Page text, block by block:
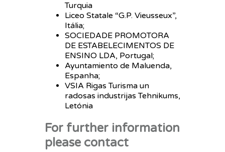
Turquia
Liceo Statale “G.P. Vieusseux”,
Itália;
SOCIEDADE PROMOTORA
DE ESTABELECIMENTOS DE
ENSINO LDA, Portugal;
Ayuntamiento de Maluenda,
Espanha;
VSIA Rigas Turisma un
radosas industrijas Tehnikums,
Letónia
For further information
please contact